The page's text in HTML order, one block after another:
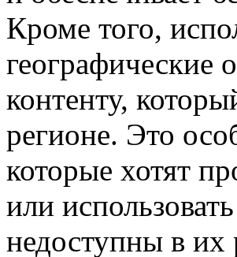
Кроме того,
географические
контенту,
регионе. Это
которые хотят
или
недоступны в их